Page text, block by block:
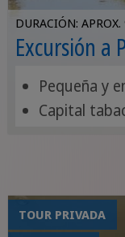
DURACIÓN:
Excursión a
Pequeña y
Capital
TOUR PRIVADA